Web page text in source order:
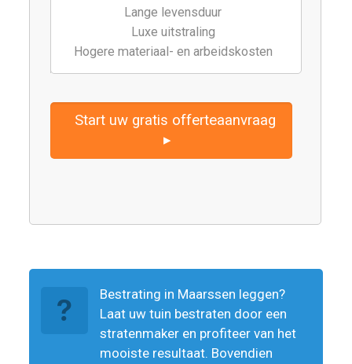
Lange levensduur
Luxe uitstraling
Hogere materiaal- en arbeidskosten
Start uw gratis offerteaanvraag
▸
Bestrating in Maarssen leggen?
Laat uw tuin bestraten door een
stratenmaker en profiteer van het
mooiste resultaat. Bovendien